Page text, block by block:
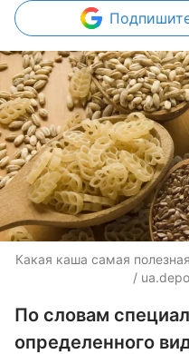
Какая каша самая
/
По словам
определенного